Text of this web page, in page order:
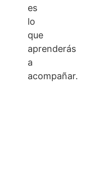
es
lo
que
aprenderás
a
acompañar.